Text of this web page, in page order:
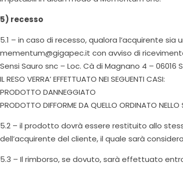
5) recesso
5.1 – in caso di recesso, qualora l’acquirente
mementum@gigapec.it con avviso di
Sensi Sauro snc – Loc. Cà di Magnano 4 –
IL RESO VERRA’ EFFETTUATO NEI SEGUENTI CASI:
PRODOTTO DANNEGGIATO
PRODOTTO DIFFORME DA QUELLO ORDINATO NELLO
5.2 – il prodotto dovrà essere restituito allo
dell’acquirente del cliente, il quale sarà
5.3 – Il rimborso, se dovuto, sarà effettuato